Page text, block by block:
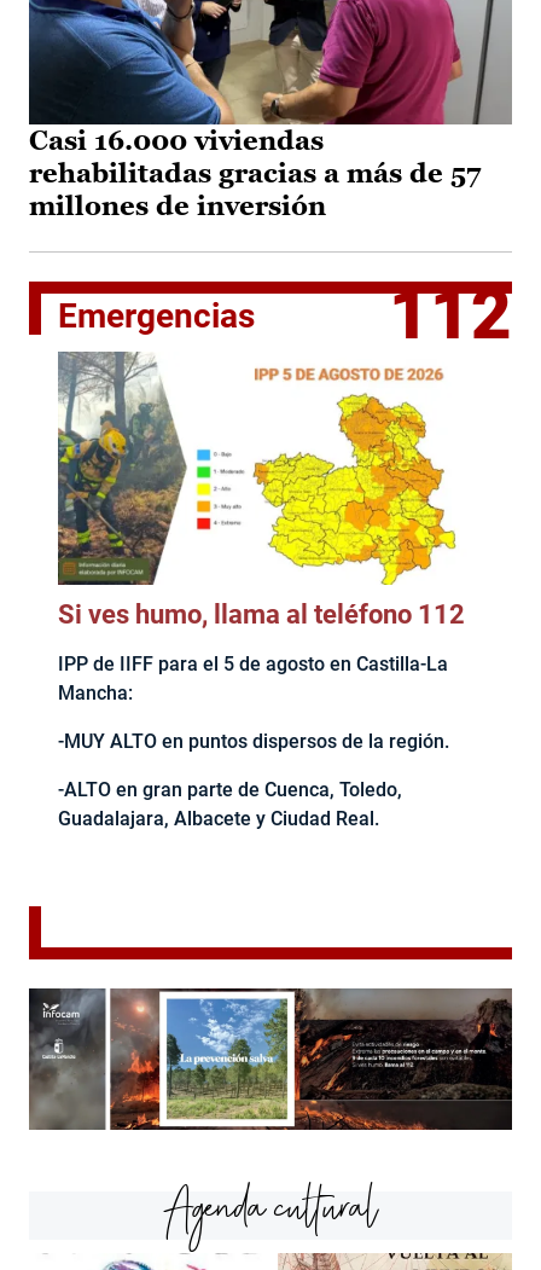
Casi 16.000 viviendas
rehabilitadas gracias a más de 57
millones de inversión
Emergencias 112
Si ves humo, llama al teléfono 112
IPP de IIFF para el 5 de agosto en Castilla-La
Mancha:
-MUY ALTO en puntos dispersos de la región.
-ALTO en gran parte de Cuenca, Toledo,
Guadalajara, Albacete y Ciudad Real.
Agenda cultural